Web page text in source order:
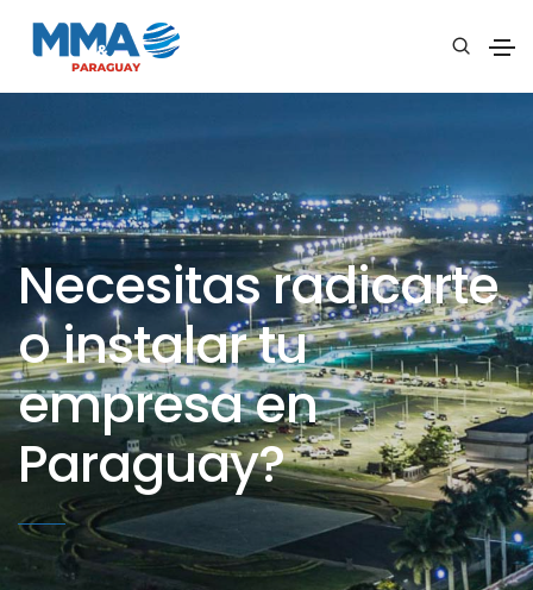
Necesitas radicarte
o instalar tu
empresa en
Paraguay?